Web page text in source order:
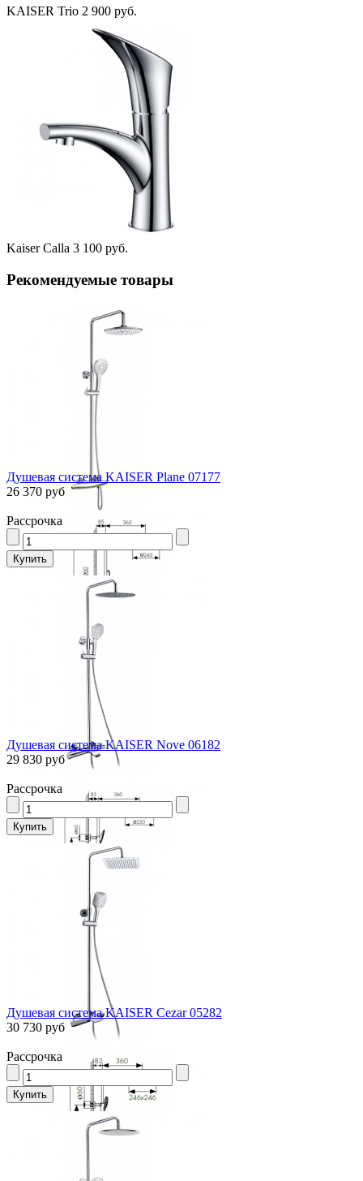
KAISER Trio 2 900 руб.
Kaiser Calla 3 100 руб.
Рекомендуемые товары
Душевая система KAISER Plane 07177
26 370 руб
Рассрочка
Душевая система KAISER Nove 06182
29 830 руб
Рассрочка
Душевая система KAISER Cezar 05282
30 730 руб
Рассрочка